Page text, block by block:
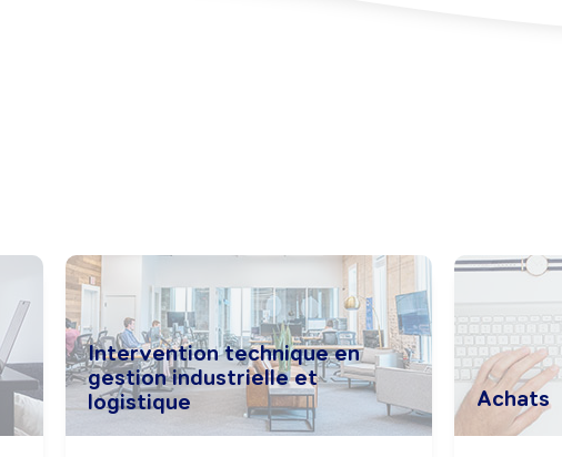
Intervention technique en
gestion industrielle et
logistique
Achats